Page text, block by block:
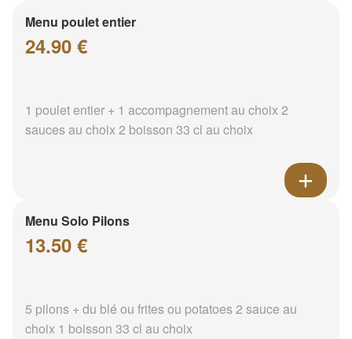
Menu poulet entier
24.90 €
1 poulet entier + 1 accompagnement au choix 2
sauces au choix 2 boisson 33 cl au choix
Menu Solo Pilons
13.50 €
5 pilons + du blé ou frites ou potatoes 2 sauce au
choix 1 boisson 33 cl au choix